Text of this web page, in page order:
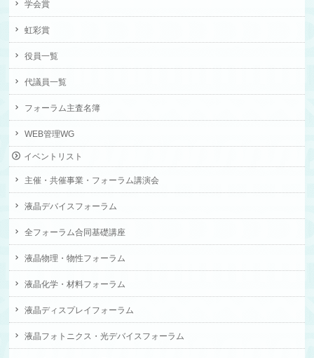
学会賞
虹彩賞
役員一覧
代議員一覧
フォーラム主査名簿
WEB管理WG
イベントリスト
主催・共催事業・フォーラム講演会
液晶デバイスフォーラム
全フォーラム合同基礎講座
液晶物理・物性フォーラム
液晶化学・材料フォーラム
液晶ディスプレイフォーラム
液晶フォトニクス・光デバイスフォーラム